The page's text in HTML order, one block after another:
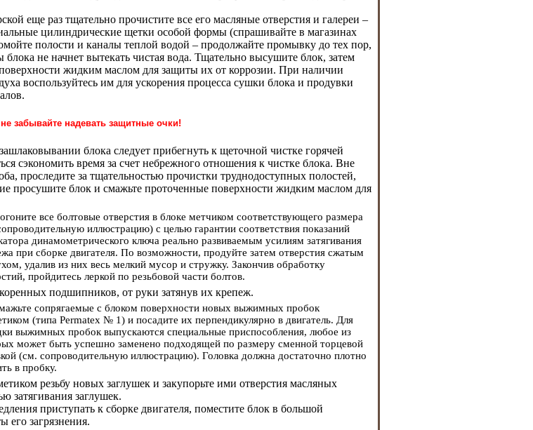
еще раз тщательно прочистите все его масляные отверстия и галереи –
цилиндрические щетки особой формы (спрашивайте в магазинах
полости и каналы теплой водой – продолжайте промывку до тех пор,
не начнет вытекать чистая вода. Тщательно высушите блок, затем
жидким маслом для защиты их от коррозии. При наличии
воспользуйтесь им для ускорения процесса сушки блока и продувки
забывайте надевать защитные очки!
блока следует прибегнуть к щеточной чистке горячей
сэкономить время за счет небрежного отношения к чистке блока. Вне
проследите за тщательностью прочистки труднодоступных полостей,
просушите блок и смажьте проточенные поверхности жидким маслом для
все болтовые отверстия в блоке метчиком соответствующего размера
иллюстрацию) с целью гарантии соответствия показаний
динамометрического ключа реально развиваемым усилиям затягивания
при сборке двигателя. По возможности, продуйте затем отверстия сжатым
удалив из них весь мелкий мусор и стружку. Закончив обработку
пройдитесь леркой по резьбовой части болтов.
подшипников, от руки затянув их крепеж.
сопрягаемые с блоком поверхности новых выжимных пробок
(типа Permatex № 1) и посадите их перпендикулярно в двигатель. Для
выжимных пробок выпускаются специальные приспособления, любое из
может быть успешно заменено подходящей по размеру сменной торцевой
(см. сопроводительную иллюстрацию). Головка должна достаточно плотно
в пробку.
резьбу новых заглушек и закупорьте ими отверстия масляных
затягивания заглушек.
приступать к сборке двигателя, поместите блок в большой
его загрязнения.